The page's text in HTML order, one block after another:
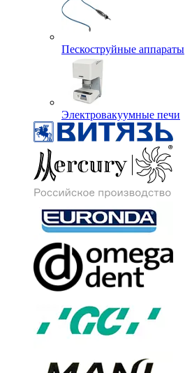
Пескоструйные аппараты
Электровакуумные печи